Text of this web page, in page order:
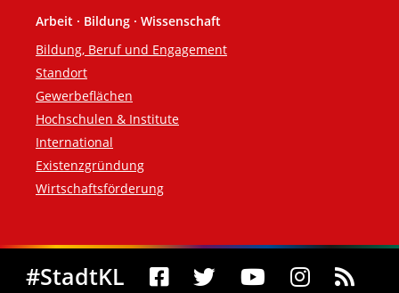
Arbeit · Bildung · Wissenschaft
Bildung, Beruf und Engagement
Standort
Gewerbeflächen
Hochschulen & Institute
International
Existenzgründung
Wirtschaftsförderung
Social Media
#StadtKL